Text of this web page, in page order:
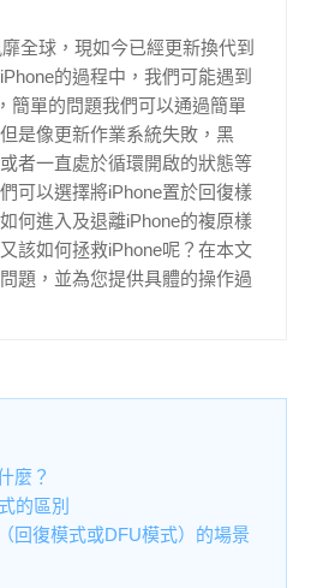
全球，現如今已經更新換代到
的過程中，我們可能遇到
簡單的問題我們可以通過簡單
是像更新作業系統失敗，黑
者一直處於循環開啟的狀態等
可以選擇將iPhone置於回復樣
何進入及退離iPhone的複原樣
該如何拯救iPhone呢？在本文
題，並為您提供具體的操作過
麼？
的區別
回復模式或DFU模式）的場景